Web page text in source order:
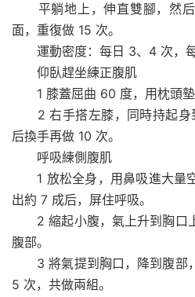
平躺地上，伸直雙腳，然后
面，重復做 15 次。
運動密度：每日 3、4 次，每
仰臥趕坐練正腹肌
1 膝蓋屈曲 60 度，用枕頭墊
2 右手搭左膝，同時持起身
后換手再做 10 次。
呼吸練側腹肌
1 放松全身，用鼻吸進大量
出約 7 成后，屏住呼吸。
2 縮起小腹，氣上升到胸口
腹部。
3 將氣提到胸口，降到腹部
5 次，共做兩組。